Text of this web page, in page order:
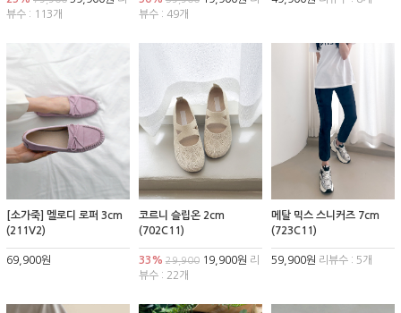
뷰수 : 113개
뷰수 : 49개
[소가죽] 멜로디 로퍼 3cm
(211V2)
69,900원
코르니 슬립온 2cm
(702C11)
33% 29,90019,900원 리
뷰수 : 22개
메탈 믹스 스니커즈 7cm
(723C11)
59,900원 리뷰수 : 5개